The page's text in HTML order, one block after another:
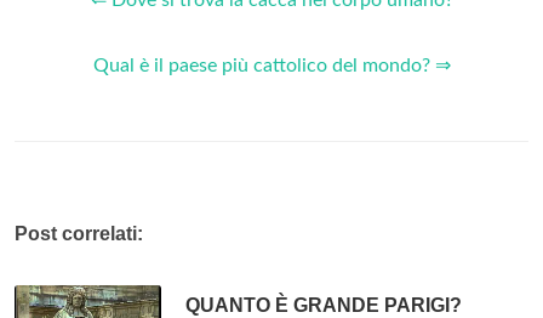
Qual è il paese più cattolico del mondo? ⇒
Post correlati:
QUANTO È GRANDE PARIGI?